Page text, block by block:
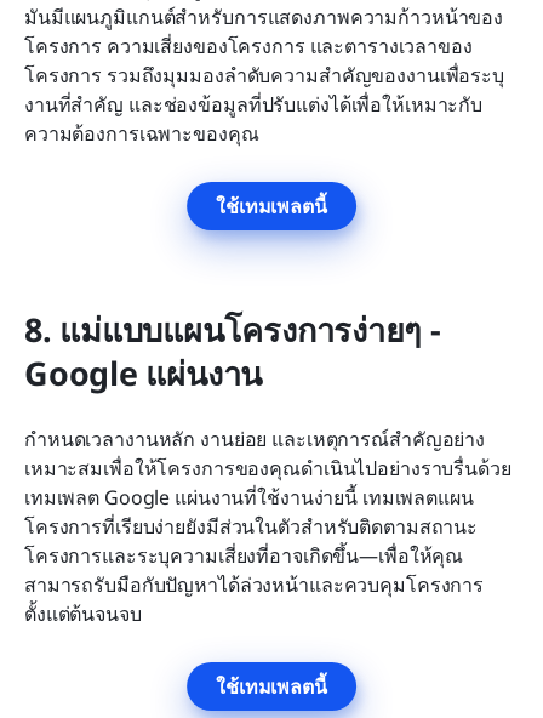
มันมีแผนภูมิแกนต์สำหรับการแสดงภาพความก้าวหน้าของ
โครงการ ความเสี่ยงของโครงการ และตารางเวลาของ
โครงการ รวมถึงมุมมองลำดับความสำคัญของงานเพื่อระบุ
งานที่สำคัญ และช่องข้อมูลที่ปรับแต่งได้เพื่อให้เหมาะกับ
ความต้องการเฉพาะของคุณ
ใช้เทมเพลตนี้
8. แม่แบบแผนโครงการง่ายๆ -
Google แผ่นงาน
กำหนดเวลางานหลัก งานย่อย และเหตุการณ์สำคัญอย่าง
เหมาะสมเพื่อให้โครงการของคุณดำเนินไปอย่างราบรื่นด้วย
เทมเพลต Google แผ่นงานที่ใช้งานง่ายนี้ เทมเพลตแผน
โครงการที่เรียบง่ายยังมีส่วนในตัวสำหรับติดตามสถานะ
โครงการและระบุความเสี่ยงที่อาจเกิดขึ้น—เพื่อให้คุณ
สามารถรับมือกับปัญหาได้ล่วงหน้าและควบคุมโครงการ
ตั้งแต่ต้นจนจบ
ใช้เทมเพลตนี้